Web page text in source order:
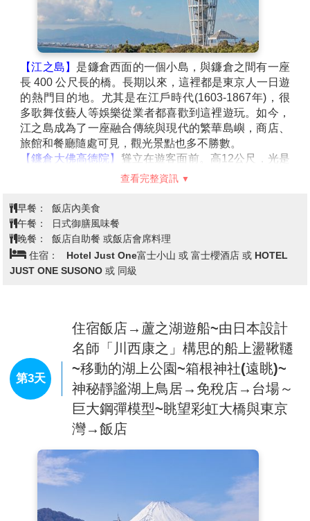
【江之島】 是鐮倉西面的一個小島，與鐮倉之間有一座
長 400 公尺長的橋。長期以來，這裡都是東京人一日遊
的熱門目的地。尤其是在江戶時代(1603-1867年)，很
多歌舞伎藝人等娛樂從業者都喜歡到這裡遊玩。如今，
江之島成為了一座融合傳統與現代的繁華島嶼，商店、
旅館和餐廳隨處可見，觀光景點也多不勝數。
【鐮倉大佛高德院】 聳立在遊客面前。高12公尺，光是
臉部就有2.3公尺，重達121公噸。從1238年開工，花費
金佛。為現存鎌倉的佛像之中唯一的國寶；也因為日本
歌人與謝野晶子的歌詠於是大佛也有「美男」的美稱。
【忍野八海】因富士山發生延曆噴發後，融化的雪水經
過近百年的過濾，成為了如今這八處湧出的泉水，其
中，宇津湖又分為山中湖與忍野湖，忍野湖乾竭變為盆
查看完整資訊
早餐：
飯店內美食
午餐：
日式御膳風味餐
晚餐：
飯店自助餐 或飯店會席料理
住宿：
Hotel Just One富士小山 或 富士櫻酒店 或 HOTEL
JUST ONE SUSONO 或 同級
第3天
住宿飯店→蘆之湖遊船~由日本設計
名師「川西康之」構思的船上盪鞦韆
~移動的湖上公園~箱根神社(遠眺)~
神秘靜謐湖上鳥居→免稅店→台場～
巨大鋼彈模型~眺望彩虹大橋與東京
灣→飯店